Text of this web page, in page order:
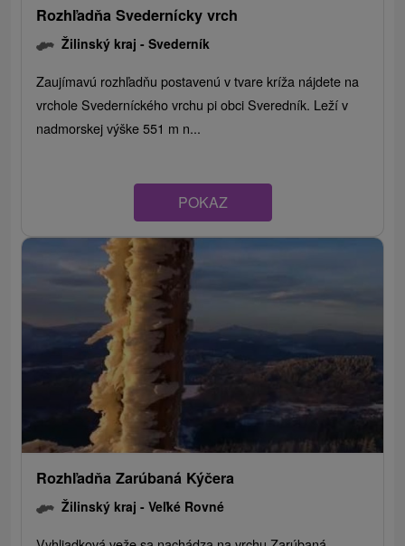
Rozhľadňa Svedernícky vrch
Žilinský kraj -Svederník
Zaujímavú rozhľadňu postavenú v tvare kríža nájdete na
vrchole Svederníckého vrchu pi obci Sveredník. Leží v
nadmorskej výške 551 m n...
POKAZ
Rozhľadňa Zarúbaná Kýčera
Žilinský kraj -Veľké Rovné